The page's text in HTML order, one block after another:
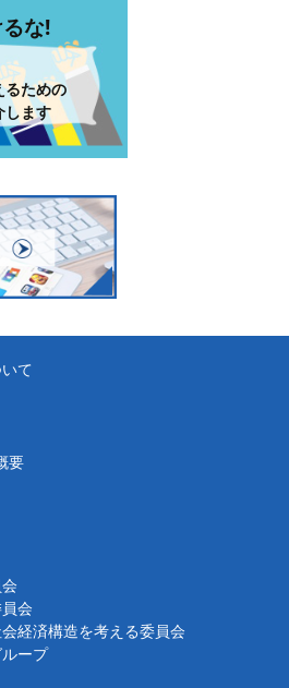
な!
るための
します
て
要
会
経済構造を考える委員会
ープ